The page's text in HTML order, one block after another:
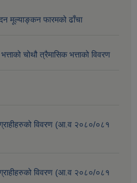
मूल्याङ्कन फारमको ढाँचा
चोथौ त्रैमासिक भत्ताको विवरण
विवरण (आ.व २०८०/०८१
विवरण (आ.व २०८०/०८१